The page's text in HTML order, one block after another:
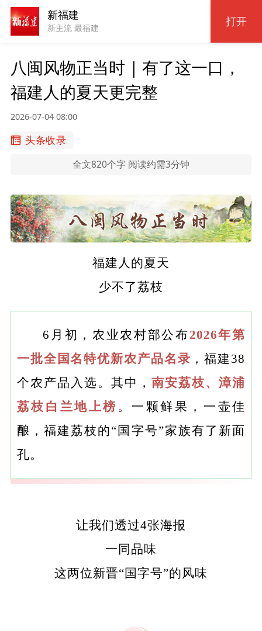
新福建
新主流 最福建 打开
八闽风物正当时 | 有了这一口，
福建人的夏天更完整
2026-07-04 08:00
头条收录
全文820个字 阅读约需3分钟
福建人的夏天
少不了荔枝
6月初，农业农村部公布2026年第
一批全国名特优新农产品名录 ，福建38
个农产品入选。其中，南安荔枝、漳浦
荔枝白兰地上榜 。一颗鲜果，一壶佳
酿，福建荔枝的“国字号”家族有了新面
孔。
让我们透过4张海报
一同品味
这两位新晋“国字号”的风味